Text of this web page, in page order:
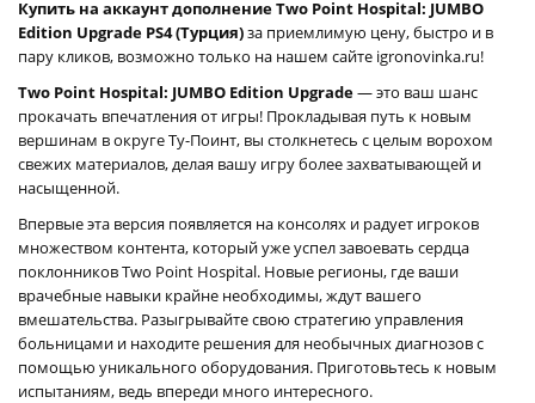
Купить на аккаунт дополнение Two Point Hospital: JUMBO
Edition Upgrade PS4 (Турция)за приемлимую цену, быстро и в
пару кликов, возможно только на нашем сайте igronovinka.ru!
Two Point Hospital: JUMBO Edition Upgrade— это ваш шанс
прокачать впечатления от игры! Прокладывая путь к новым
вершинам в округе Ту-Поинт, вы столкнетесь с целым ворохом
свежих материалов, делая вашу игру более захватывающей и
насыщенной.
Впервые эта версия появляется на консолях и радует игроков
множеством контента, который уже успел завоевать сердца
поклонников Two Point Hospital. Новые регионы, где ваши
врачебные навыки крайне необходимы, ждут вашего
вмешательства. Разыгрывайте свою стратегию управления
больницами и находите решения для необычных диагнозов с
помощью уникального оборудования. Приготовьтесь к новым
испытаниям, ведь впереди много интересного.